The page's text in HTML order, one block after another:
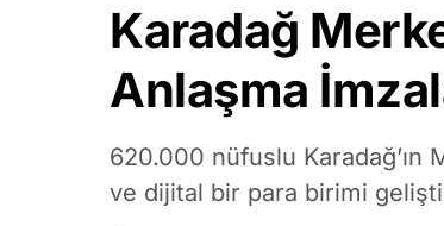
Karadağ
Anlaşma
620.000 nüfuslu Karadağ’ın
ve dijital bir para birimi